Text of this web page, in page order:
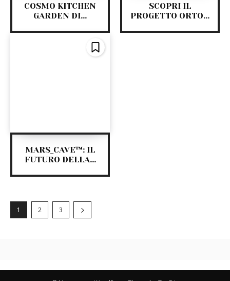
COSMO KITCHEN
GARDEN DI...
SCOPRI IL
PROGETTO ORTO...
MARS_CAVE™: IL
FUTURO DELLA...
1 2 3